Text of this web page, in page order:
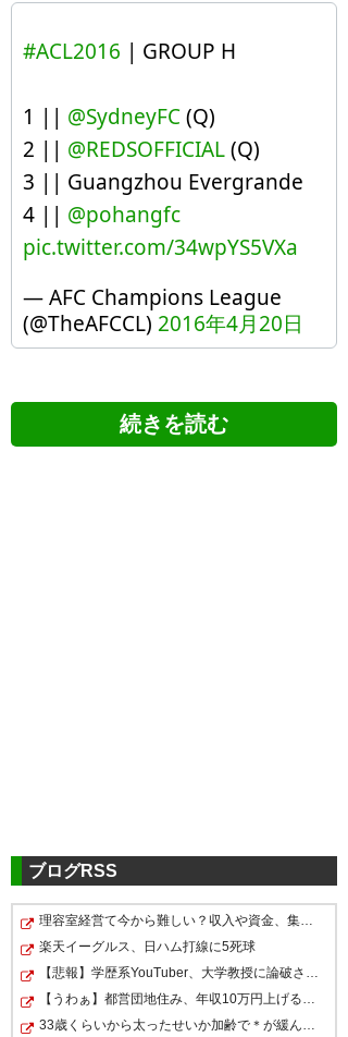
#ACL2016 | GROUP H
1 || @SydneyFC(Q)
2 || @REDSOFFICIAL(Q)
3 || Guangzhou Evergrande
4 || @pohangfc
pic.twitter.com/34wpYS5VXa
— AFC Champions League
(@TheAFCCL) 2016年4月20日
ち抜いたのは大きい！
#urawareds #浦和レッズ
? MrT (MrT_Lia)2016, 4月 20
いやー、良かった良かった。
#urawareds #SYDvURA
#ACL2016
ブログRSS
楽天イーグルス、日ハム打線に5死球